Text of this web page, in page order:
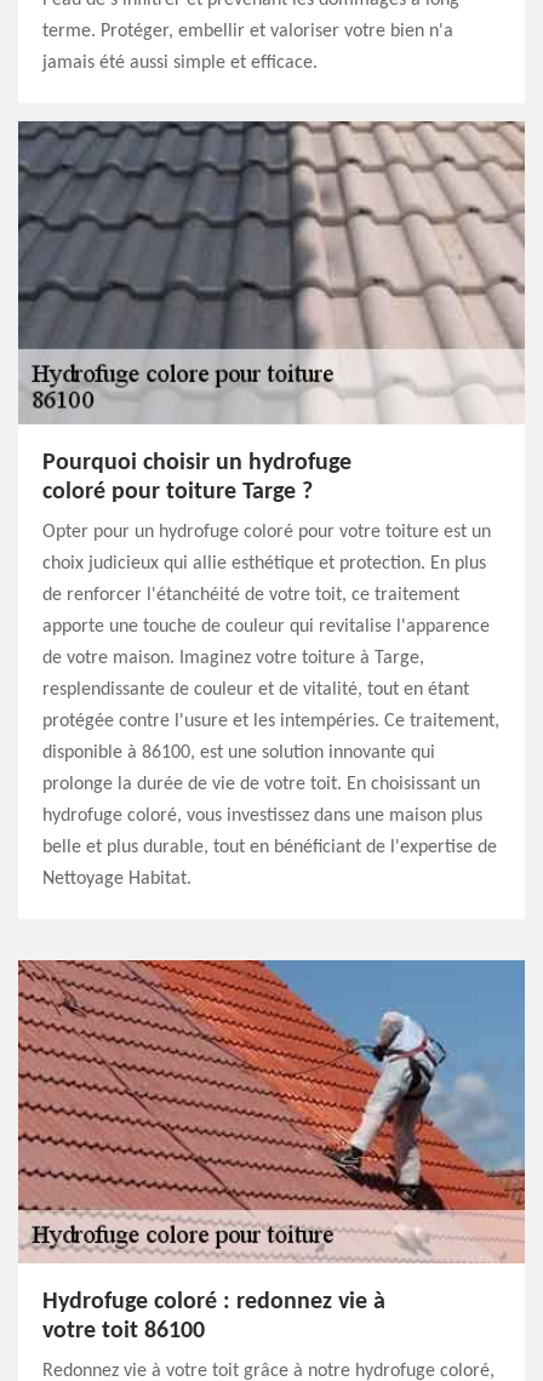
terme. Protéger, embellir et valoriser votre bien n'a
jamais été aussi simple et efficace.
Pourquoi choisir un hydrofuge
coloré pour toiture Targe ?
Opter pour un hydrofuge coloré pour votre toiture est un
choix judicieux qui allie esthétique et protection. En plus
de renforcer l'étanchéité de votre toit, ce traitement
apporte une touche de couleur qui revitalise l'apparence
de votre maison. Imaginez votre toiture à Targe,
resplendissante de couleur et de vitalité, tout en étant
protégée contre l'usure et les intempéries. Ce traitement,
disponible à 86100, est une solution innovante qui
prolonge la durée de vie de votre toit. En choisissant un
hydrofuge coloré, vous investissez dans une maison plus
belle et plus durable, tout en bénéficiant de l'expertise de
Nettoyage Habitat.
Hydrofuge coloré : redonnez vie à
votre toit 86100
Redonnez vie à votre toit grâce à notre hydrofuge coloré,